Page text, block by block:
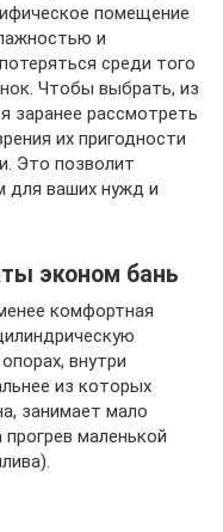
помещение
и
среди того
Чтобы выбрать, из
заранее рассмотреть
их пригодности
Это позволит
для ваших нужд и
эконом бань
комфортная
внутри
из которых
занимает мало
маленькой